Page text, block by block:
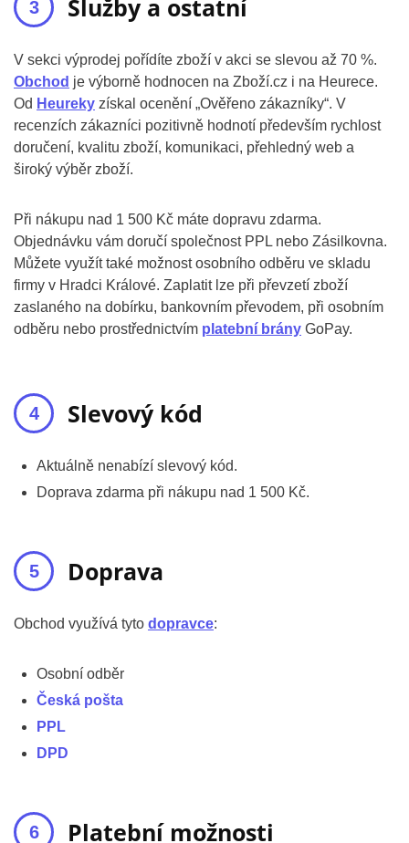
Služby a ostatní
V sekci výprodej pořídíte zboží v akci se slevou až 70 %.
Obchod je výborně hodnocen na Zboží.cz i na Heurece.
Od Heureky získal ocenění „Ověřeno zákazníky“. V
recenzích zákazníci pozitivně hodnotí především rychlost
doručení, kvalitu zboží, komunikaci, přehledný web a
široký výběr zboží.
Při nákupu nad 1 500 Kč máte dopravu zdarma.
Objednávku vám doručí společnost PPL nebo Zásilkovna.
Můžete využít také možnost osobního odběru ve skladu
firmy v Hradci Králové. Zaplatit lze při převzetí zboží
zaslaného na dobírku, bankovním převodem, při osobním
odběru nebo prostřednictvím platební brány GoPay.
Slevový kód
Aktuálně nenabízí slevový kód.
Doprava zdarma při nákupu nad 1 500 Kč.
Doprava
Obchod využívá tyto dopravce:
Osobní odběr
Česká pošta
PPL
DPD
Platební možnosti